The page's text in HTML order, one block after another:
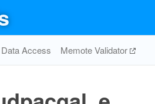
Data Access Memote Validator